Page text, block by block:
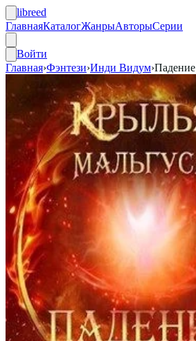
libreed
ГлавнаяКаталогЖанрыАвторыСерии
Войти
Главная›Фэнтези›Инди Видум›Падение